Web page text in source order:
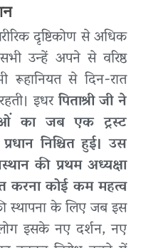
दृष्टिकोण से अधिक
उन्हें अपने से वरिष्ठ
रूहानियत से दिन-रात
इधरपिताश्री जी ने
का जब एक ट्रस्ट
निश्चित हुई। उस
की प्रथम अध्यक्षा
करना कोई कम महत्व
स्थापना के लिए जब इस
इसके नए दर्शन, नए